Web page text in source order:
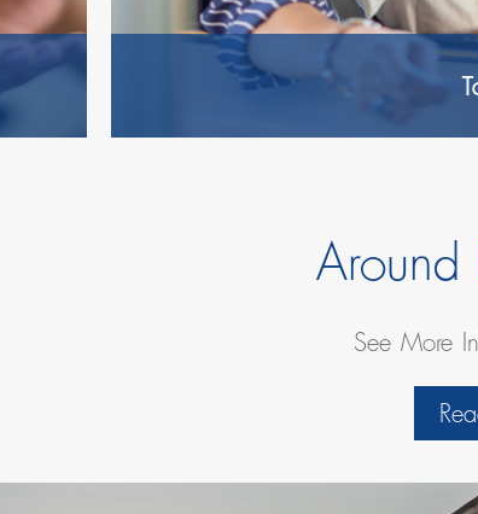
Around
See More